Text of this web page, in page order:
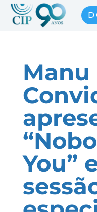
Manu
You”